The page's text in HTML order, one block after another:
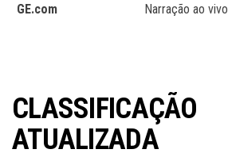
GE.com Narração ao vivo
CLASSIFICAÇÃO
ATUALIZADA